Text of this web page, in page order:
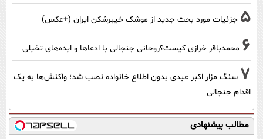
5 جزئیات مورد بحث جدید از موشک خیبرشکن ایران (+عکس)
6 محمدباقر خرازی کیست؟روحانی جنجالی با ادعاها و ایده‌های تخیلی
7 سنگ مزار اکبر عبدی بدون اطلاع خانواده نصب شد؛ واکنش‌ها به یک
اقدام جنجالی
مطالب پیشنهادی